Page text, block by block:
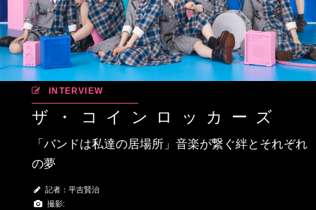
INTERVIEW
ザ・コインロッカーズ
「バンドは私達の居場所」音楽が繋ぐ絆とそれぞれ
の夢
記者：平吉賢治
撮影: